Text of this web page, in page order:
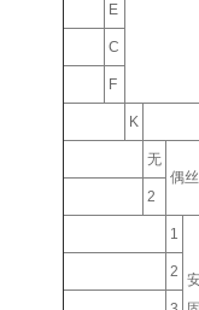
E
C
F
K
无
偶
2
1
2